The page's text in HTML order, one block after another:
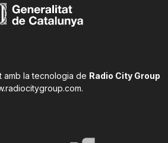
la tecnologia de Radio City Group
.